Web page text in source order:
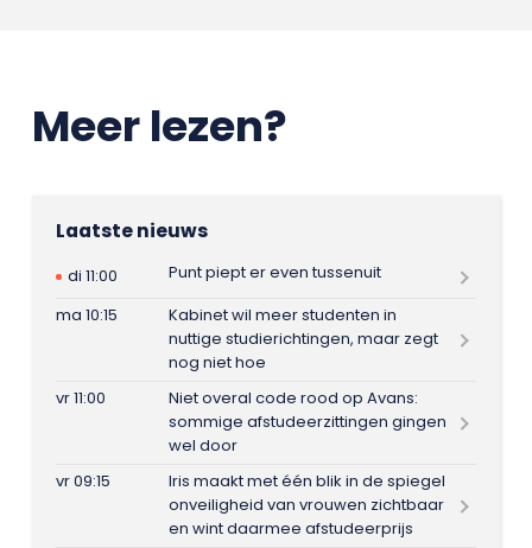
Meer lezen?
Laatste nieuws
di 11:00
Punt piept er even tussenuit
ma 10:15
Kabinet wil meer studenten in
nuttige studierichtingen, maar zegt
nog niet hoe
vr 11:00
Niet overal code rood op Avans:
sommige afstudeerzittingen gingen
wel door
vr 09:15
Iris maakt met één blik in de spiegel
onveiligheid van vrouwen zichtbaar
en wint daarmee afstudeerprijs